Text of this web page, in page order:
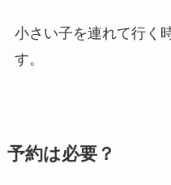
小さい子を連れて行く
す。
予約は必要？